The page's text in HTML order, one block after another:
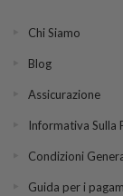
Chi Siamo
Blog
Assicurazione
Informativa Sulla
Condizioni
Guida per i